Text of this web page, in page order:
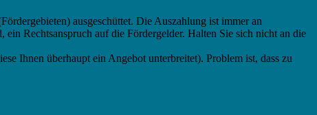
ausgeschüttet. Die Auszahlung ist immer an
Rechtsanspruch auf die Fördergelder. Halten Sie sich nicht an die
Ihnen überhaupt ein Angebot unterbreitet). Problem ist, dass zu